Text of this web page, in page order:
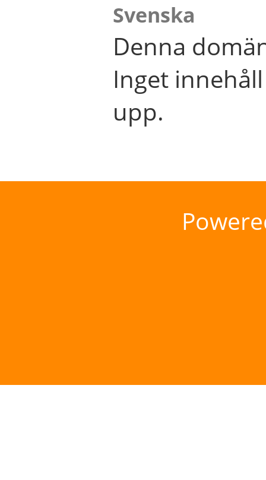
Svenska
Denna
Inget
upp.